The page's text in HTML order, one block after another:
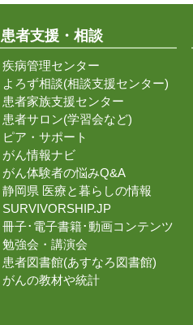
患者支援・相談
疾病管理センター
よろず相談(相談支援センター)
患者家族支援センター
患者サロン(学習会など)
ピア・サポート
がん情報ナビ
がん体験者の悩みQ&A
静岡県 医療と暮らしの情報
SURVIVORSHIP.JP
冊子･電子書籍･動画コンテンツ
勉強会・講演会
患者図書館(あすなろ図書館)
がんの教材や統計